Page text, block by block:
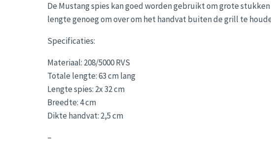
De Mustang spies kan goed worden gebruikt om grote
lengte genoeg om over om het handvat buiten de grill te
Specificaties:
Materiaal: 208/5000 RVS
Totale lengte: 63 cm lang
Lengte spies: 2x 32 cm
Breedte: 4 cm
Dikte handvat: 2,5 cm
–